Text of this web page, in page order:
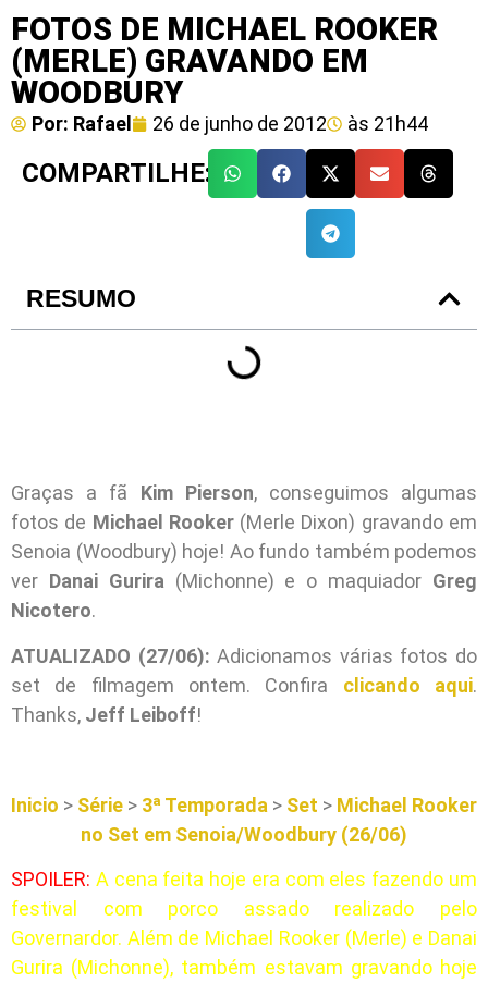
FOTOS DE MICHAEL ROOKER
(MERLE) GRAVANDO EM
WOODBURY
Por: Rafael 26 de junho de 2012 às 21h44
COMPARTILHE:
RESUMO
Graças a fã Kim Pierson, conseguimos algumas
fotos de Michael Rooker(Merle Dixon) gravando em
Senoia (Woodbury) hoje! Ao fundo também podemos
ver Danai Gurira(Michonne) e o maquiador Greg
Nicotero.
ATUALIZADO (27/06): Adicionamos várias fotos do
set de filmagem ontem. Confira clicando aqui.
Thanks, Jeff Leiboff!
Inicio > Série > 3ª Temporada > Set > Michael Rooker
no Set em Senoia/Woodbury (26/06)
SPOILER: A cena feita hoje era com eles fazendo um
festival com porco assado realizado pelo
Governardor. Além de Michael Rooker (Merle) e Danai
Gurira (Michonne), também estavam gravando hoje